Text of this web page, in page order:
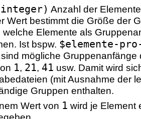
Anzahl der
Wert bestimmt die Größe der
welche Elemente als
Ist bspw. $elemente-
mögliche Gruppenanfänge
1, 21, 41 usw. Damit wird
(mit Ausnahme der
Gruppen enthalten.
Wert von 1 wird je Element